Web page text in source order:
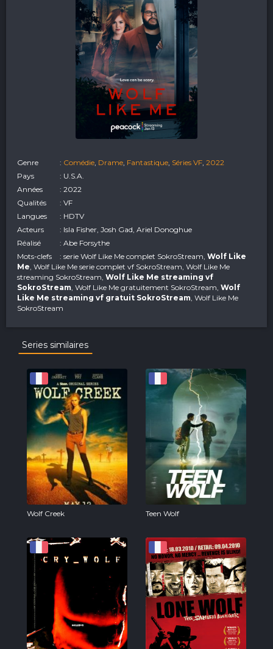
Genre : Comédie, Drame, Fantastique, Séries VF, 2022
Pays
: U.S.A.
Années
: 2022
Qualités
: VF
Langues
: HDTV
Acteurs
: Isla Fisher, Josh Gad, Ariel Donoghue
Réalisé
: Abe Forsythe
Mots-clefs
: serie Wolf Like Me complet SokroStream, Wolf Like
Me, Wolf Like Me serie complet vf SokroStream, Wolf Like Me
streaming SokroStream, Wolf Like Me streaming vf
SokroStream, Wolf Like Me gratuitement SokroStream, Wolf
Like Me streaming vf gratuit SokroStream, Wolf Like Me
SokroStream
Series similaires
Wolf Creek Teen Wolf